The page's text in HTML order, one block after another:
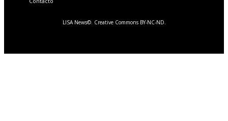
LISA News©. Creative Commons BY-NC-ND.